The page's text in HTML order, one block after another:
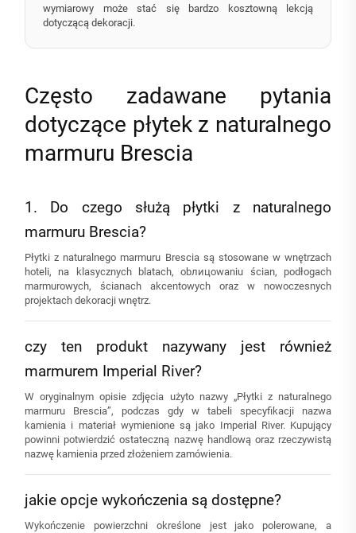
wymiarowy może stać się bardzo kosztowną lekcją
dotyczącą dekoracji.
Często zadawane pytania
dotyczące płytek z naturalnego
marmuru Brescia
1. Do czego służą płytki z naturalnego
marmuru Brescia?
Płytki z naturalnego marmuru Brescia są stosowane w wnętrzach
hoteli, na klasycznych blatach, obлицowaniu ścian, podłogach
marmurowych, ścianach akcentowych oraz w nowoczesnych
projektach dekoracji wnętrz.
czy ten produkt nazywany jest również
marmurem Imperial River?
W oryginalnym opisie zdjęcia użyto nazwy „Płytki z naturalnego
marmuru Brescia”, podczas gdy w tabeli specyfikacji nazwa
kamienia i materiał wymienione są jako Imperial River. Kupujący
powinni potwierdzić ostateczną nazwę handlową oraz rzeczywistą
nazwę kamienia przed złożeniem zamówienia.
jakie opcje wykończenia są dostępne?
Wykończenie powierzchni określone jest jako polerowane, a